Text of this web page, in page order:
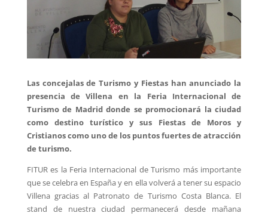
Las concejalas de Turismo y Fiestas han anunciado la
presencia de Villena en la Feria Internacional de
Turismo de Madrid donde se promocionará la ciudad
como destino turístico y sus Fiestas de Moros y
Cristianos como uno de los puntos fuertes de atracción
de turismo.
FITUR es la Feria Internacional de Turismo más importante
que se celebra en España y en ella volverá a tener su espacio
Villena gracias al Patronato de Turismo Costa Blanca. El
stand de nuestra ciudad permanecerá desde mañana